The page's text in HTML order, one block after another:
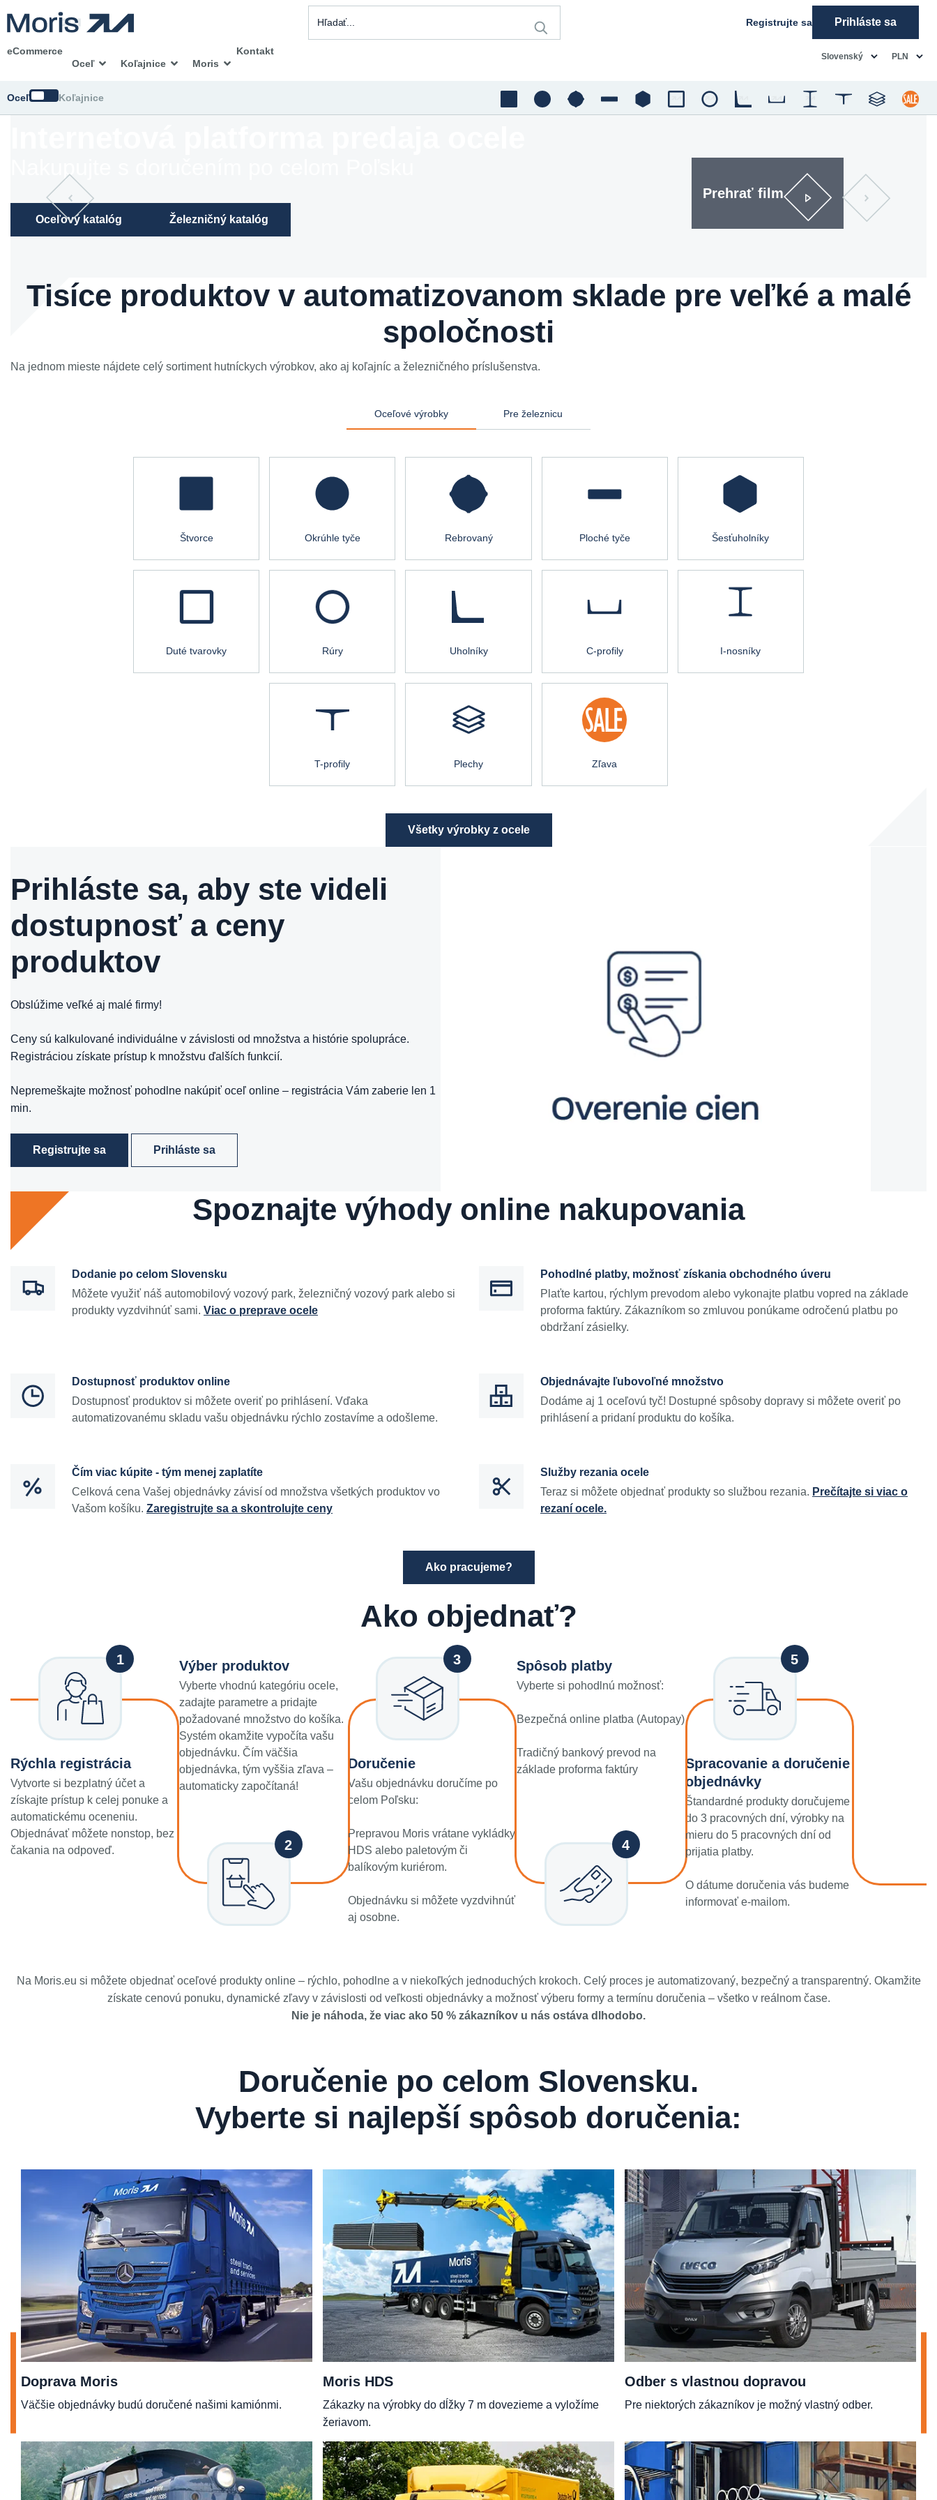
Registrujte sa Prihláste sa
eCommerce
Oceľ
Koľajnice Moris
Kontakt
OceľZmeniťKoľajnice
Slovenský PLN
Nakupujte s doručením po celom Poľsku
Oceľový katalóg Železničný katalóg
Prehrať film
Tisíce produktov v automatizovanom sklade pre veľké a malé
spoločnosti
Na jednom mieste nájdete celý sortiment hutníckych výrobkov, ako aj koľajníc a železničného príslušenstva.
Oceľové výrobky Pre železnicu
Štvorce Okrúhle tyče Rebrovaný Ploché tyče Šesťuholníky
Duté tvarovky Rúry Uholníky C-profily I-nosníky
T-profily Plechy Zľava
Všetky výrobky z ocele
Prihláste sa, aby ste videli
dostupnosť a ceny
produktov
Obslúžime veľké aj malé firmy!
Ceny sú kalkulované individuálne v závislosti od množstva a histórie spolupráce.
Registráciou získate prístup k množstvu ďalších funkcií.
Nepremeškajte možnosť pohodlne nakúpiť oceľ online – registrácia Vám zaberie len 1
min.
Registrujte sa Prihláste sa
Spoznajte výhody online nakupovania
Dodanie po celom Slovensku
Môžete využiť náš automobilový vozový park, železničný vozový park alebo si
produkty vyzdvihnúť sami. Viac o preprave ocele
Pohodlné platby, možnosť získania obchodného úveru
Plaťte kartou, rýchlym prevodom alebo vykonajte platbu vopred na základe
proforma faktúry. Zákazníkom so zmluvou ponúkame odročenú platbu po
obdržaní zásielky.
Dostupnosť produktov online
Dostupnosť produktov si môžete overiť po prihlásení. Vďaka
automatizovanému skladu vašu objednávku rýchlo zostavíme a odošleme.
Objednávajte ľubovoľné množstvo
Dodáme aj 1 oceľovú tyč! Dostupné spôsoby dopravy si môžete overiť po
prihlásení a pridaní produktu do košíka.
Čím viac kúpite - tým menej zaplatíte
Celková cena Vašej objednávky závisí od množstva všetkých produktov vo
Vašom košíku. Zaregistrujte sa a skontrolujte ceny
Služby rezania ocele
Teraz si môžete objednať produkty so službou rezania. Prečítajte si viac o
rezaní ocele.
Ako pracujeme?
Ako objednať?
Rýchla registrácia
Vytvorte si bezplatný účet a
získajte prístup k celej ponuke a
automatickému oceneniu.
Objednávať môžete nonstop, bez
čakania na odpoveď.
Výber produktov
Vyberte vhodnú kategóriu ocele,
zadajte parametre a pridajte
požadované množstvo do košíka.
Systém okamžite vypočíta vašu
objednávku. Čím väčšia
objednávka, tým vyššia zľava –
automaticky započítaná!
Doručenie
Vašu objednávku doručíme po
celom Poľsku:
Prepravou Moris vrátane vykládky
HDS alebo paletovým či
balíkovým kuriérom.
Objednávku si môžete vyzdvihnúť
aj osobne.
Spôsob platby
Vyberte si pohodlnú možnosť:
Bezpečná online platba (Autopay)
Tradičný bankový prevod na
základe proforma faktúry
Spracovanie a doručenie
objednávky
Štandardné produkty doručujeme
do 3 pracovných dní, výrobky na
mieru do 5 pracovných dní od
prijatia platby.
O dátume doručenia vás budeme
informovať e-mailom.
Na Moris.eu si môžete objednať oceľové produkty online – rýchlo, pohodlne a v niekoľkých jednoduchých krokoch. Celý proces je automatizovaný, bezpečný a transparentný. Okamžite
získate cenovú ponuku, dynamické zľavy v závislosti od veľkosti objednávky a možnosť výberu formy a termínu doručenia – všetko v reálnom čase.
Nie je náhoda, že viac ako 50 % zákazníkov u nás ostáva dlhodobo.
Doručenie po celom Slovensku.
Vyberte si najlepší spôsob doručenia:
Doprava Moris
Väčšie objednávky budú doručené našimi kamiónmi.
Moris HDS
Zákazky na výrobky do dĺžky 7 m dovezieme a vyložíme
žeriavom.
Odber s vlastnou dopravou
Pre niektorých zákazníkov je možný vlastný odber.